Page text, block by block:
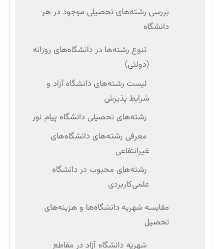
بررسی رشته‌های تحصیلی موجود در هر
دانشگاه
تنوع رشته‌ها در دانشگاه‌های روزانه
(دولتی)
لیست رشته‌های دانشگاه آزاد و
شرایط پذیرش
رشته‌های تحصیلی دانشگاه پیام نور
معرفی رشته‌های دانشگاه‌های
غیرانتفاعی
رشته‌های محبوب در دانشگاه
علمی‌کاربردی
مقایسه شهریه دانشگاه‌ها و هزینه‌های
تحصیل
شهریه دانشگاه آزاد در مقاطع